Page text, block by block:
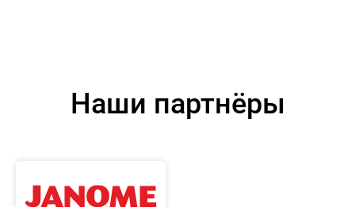
Наши партнёры